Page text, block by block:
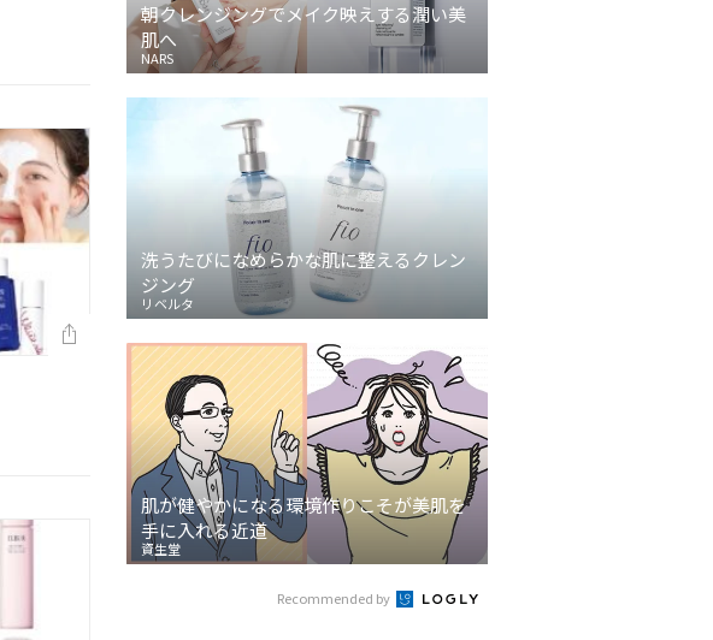
朝クレンジングでメイク映えする潤い美
肌へ
NARS
洗うたびになめらかな肌に整えるクレン
ジング
リベルタ
肌が健やかになる環境作りこそが美肌を
手に入れる近道
資生堂
Recommended by